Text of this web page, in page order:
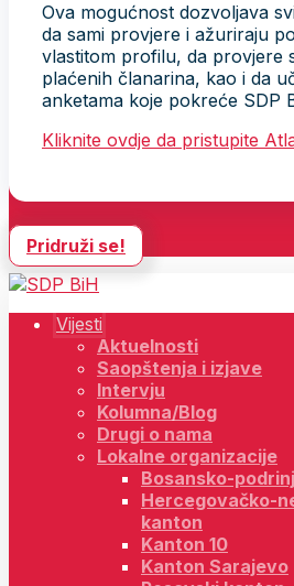
Ova mogućnost dozvoljava
da sami provjere i ažuriraju
vlastitom profilu, da provjere
plaćenih članarina, kao i da
anketama koje pokreće SDP
Kliknite ovdje da pristupite
Pridruži se!
Vijesti
Aktuelnosti
Saopštenja i izjave
Intervju
Kolumna/Blog
Drugi o nama
Lokalne organizacije
Bosansko-
Hercegovačko-
kanton
Kanton 10
Kanton Sarajevo